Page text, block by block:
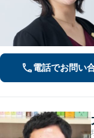
電話でお問い